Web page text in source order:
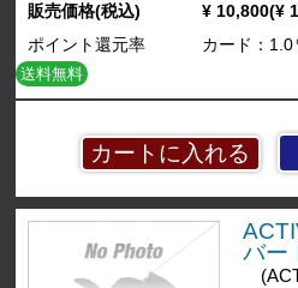
販売価格(税込)
¥ 10,800(¥
ポイント還元率
カード：1.0
送料無料
バー